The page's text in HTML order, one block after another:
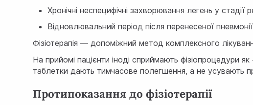
Хронічні неспецифічні захворювання легень у стадії
Відновлювальний період після перенесеної пневмонії
Фізіотерапія — допоміжний метод комплексного
На прийомі пацієнти іноді сприймають
таблетки дають тимчасове полегшення, а не усувають
Протипоказання до фізіотерапії